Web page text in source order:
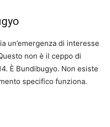
un’emergenza di interesse
non è il ceppo di
È Bundibugyo. Non esiste
specifico funziona.